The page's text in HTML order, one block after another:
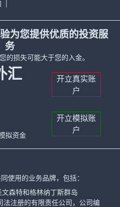
为您提供优质的投资服
务
的损失可能大于您的入金。
汇
开立真实账
户
拟资金
开立模拟账
户
使用的业务品牌，包括：
森特和格林纳丁斯群岛
注册的有限责任公司，公司编